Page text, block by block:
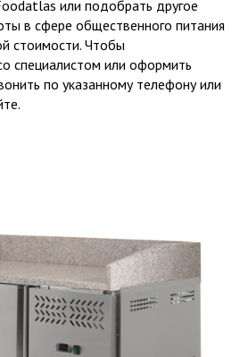
или подобрать другое
в сфере общественного питания
стоимости. Чтобы
специалистом или оформить
по указанному телефону или